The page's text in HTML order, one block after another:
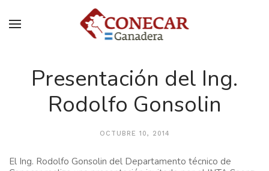
Presentación del Ing.
Rodolfo Gonsolin
OCTUBRE 10, 2014
El Ing. Rodolfo Gonsolin del Departamento técnico de